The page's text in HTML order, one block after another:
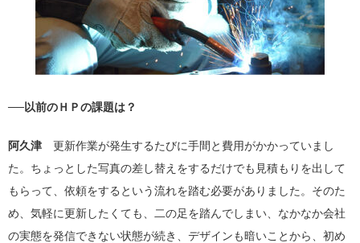
──以前のＨＰの課題は？
阿久津 更新作業が発生するたびに手間と費用がかかっていまし
た。ちょっとした写真の差し替えをするだけでも見積もりを出して
もらって、依頼をするという流れを踏む必要がありました。そのた
め、気軽に更新したくても、二の足を踏んでしまい、なかなか会社
の実態を発信できない状態が続き、デザインも暗いことから、初め